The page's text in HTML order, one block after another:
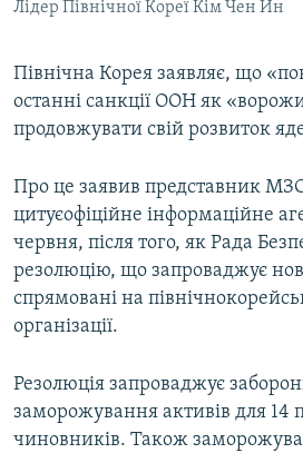
УКРАЇНСЬКА ПРОБЛЕМА КРИМУ
Лідер Північної Кореї Кім Чен Ин
Північна Корея заявляє, що
останні санкції ООН як
продовжувати свій розвиток
Про це заявив представник
цитуєофіційне інформаційне
червня, після того, як Рада
резолюцію, що запроваджує
спрямовані на
організації.
Резолюція запроваджує
заморожування активів для 14
чиновників. Також